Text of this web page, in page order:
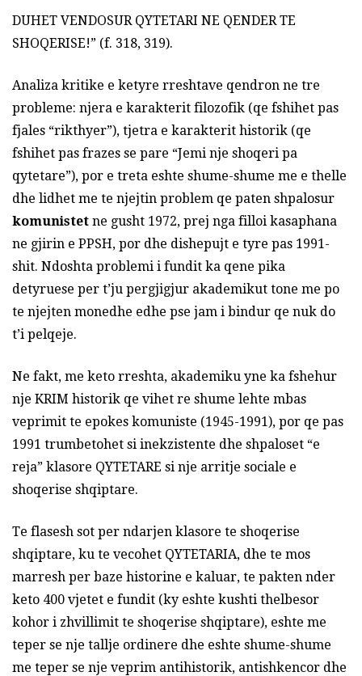
DUHET VENDOSUR QYTETARI NE QENDER TE
SHOQERISE!” (f. 318, 319).
Analiza kritike e ketyre rreshtave qendron ne tre
probleme: njera e karakterit filozofik (qe fshihet pas
fjales “rikthyer”), tjetra e karakterit historik (qe
fshihet pas frazes se pare “Jemi nje shoqeri pa
qytetare”), por e treta eshte shume-shume me e thelle
dhe lidhet me te njejtin problem qe paten shpalosur
komunistet ne gusht 1972, prej nga filloi kasaphana
ne gjirin e PPSH, por dhe dishepujt e tyre pas 1991-
shit. Ndoshta problemi i fundit ka qene pika
detyruese per t’ju pergjigjur akademikut tone me po
te njejten monedhe edhe pse jam i bindur qe nuk do
t’i pelqeje.
Ne fakt, me keto rreshta, akademiku yne ka fshehur
nje KRIM historik qe vihet re shume lehte mbas
veprimit te epokes komuniste (1945-1991), por qe pas
1991 trumbetohet si inekzistente dhe shpaloset “e
reja” klasore QYTETARE si nje arritje sociale e
shoqerise shqiptare.
Te flasesh sot per ndarjen klasore te shoqerise
shqiptare, ku te vecohet QYTETARIA, dhe te mos
marresh per baze historine e kaluar, te pakten nder
keto 400 vjetet e fundit (ky eshte kushti thelbesor
kohor i zhvillimit te shoqerise shqiptare), eshte me
teper se nje tallje ordinere dhe eshte shume-shume
me teper se nje veprim antihistorik, antishkencor dhe